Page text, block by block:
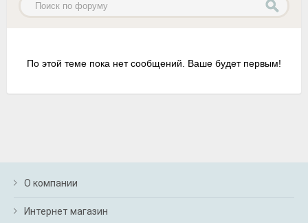
По этой теме пока нет сообщений. Ваше будет первым!
О компании
Интернет магазин